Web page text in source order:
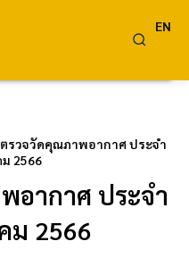
EN
รวจวัดคุณภาพอากาศ ประจำ
2566
อากาศ ประจำ
ม 2566